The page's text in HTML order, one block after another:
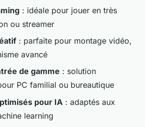
: idéale pour jouer en très
ou streamer
: parfaite pour montage vidéo,
avancé
de gamme : solution
PC familial ou bureautique
pour IA : adaptés aux
learning